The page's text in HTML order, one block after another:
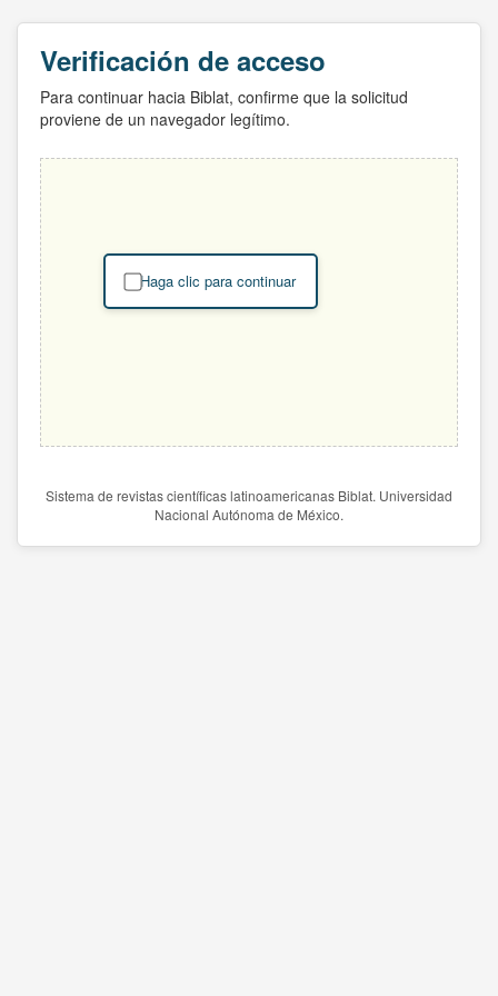
Verificación de acceso
Para continuar hacia Biblat, confirme que la solicitud
proviene de un navegador legítimo.
Haga clic para continuar
Sistema de revistas científicas latinoamericanas Biblat. Universidad
Nacional Autónoma de México.